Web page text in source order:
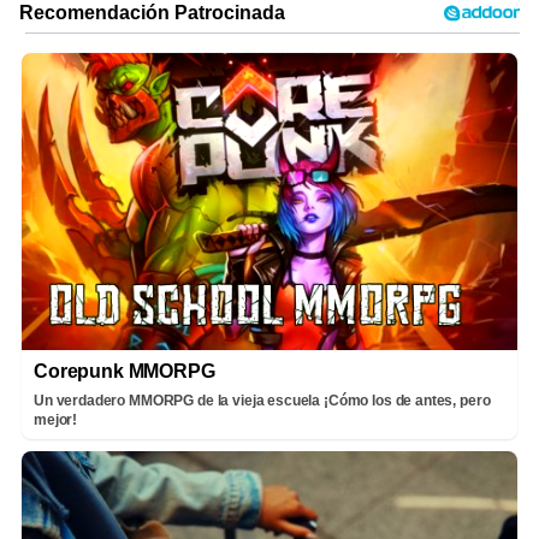
Corepunk MMORPG
Un verdadero MMORPG de la vieja escuela ¡Cómo los de antes, pero
mejor!